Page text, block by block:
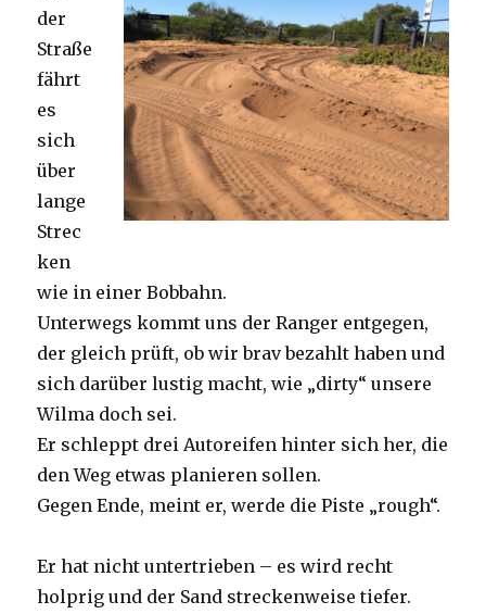
der
Straße
fährt
es
sich
über
lange
Strec
ken
wie in einer Bobbahn.
Unterwegs kommt uns der Ranger entgegen,
der gleich prüft, ob wir brav bezahlt haben und
sich darüber lustig macht, wie „dirty“ unsere
Wilma doch sei.
Er schleppt drei Autoreifen hinter sich her, die
den Weg etwas planieren sollen.
Gegen Ende, meint er, werde die Piste „rough“.
Er hat nicht untertrieben – es wird recht
holprig und der Sand streckenweise tiefer.